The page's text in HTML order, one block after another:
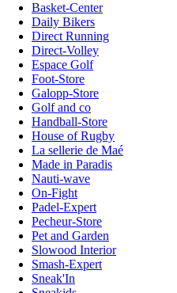
Basket-Center
Daily Bikers
Direct Running
Direct-Volley
Espace Golf
Foot-Store
Galopp-Store
Golf and co
Handball-Store
House of Rugby
La sellerie de Maé
Made in Paradis
Nauti-wave
On-Fight
Padel-Expert
Pecheur-Store
Pet and Garden
Slowood Interior
Smash-Expert
Sneak'In